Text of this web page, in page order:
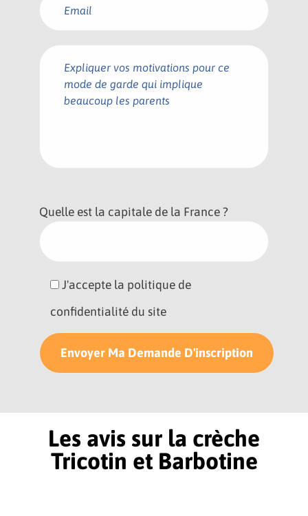
Quelle est la capitale de la France ?
J'accepte la politique de
confidentialité du site
Les avis sur la crèche
Tricotin et Barbotine